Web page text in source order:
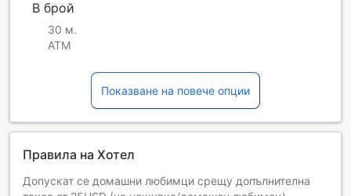
В брой
30 м.
ATM
Показване на повече опции
Правила на Хотел
Допускат се домашни любимци срещу допълнителна